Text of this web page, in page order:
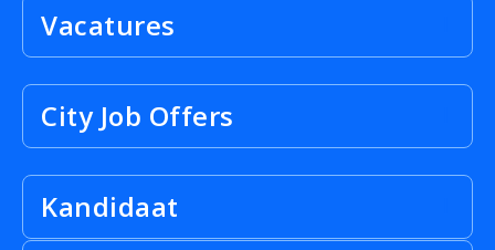
Vacatures
City Job Offers
Kandidaat